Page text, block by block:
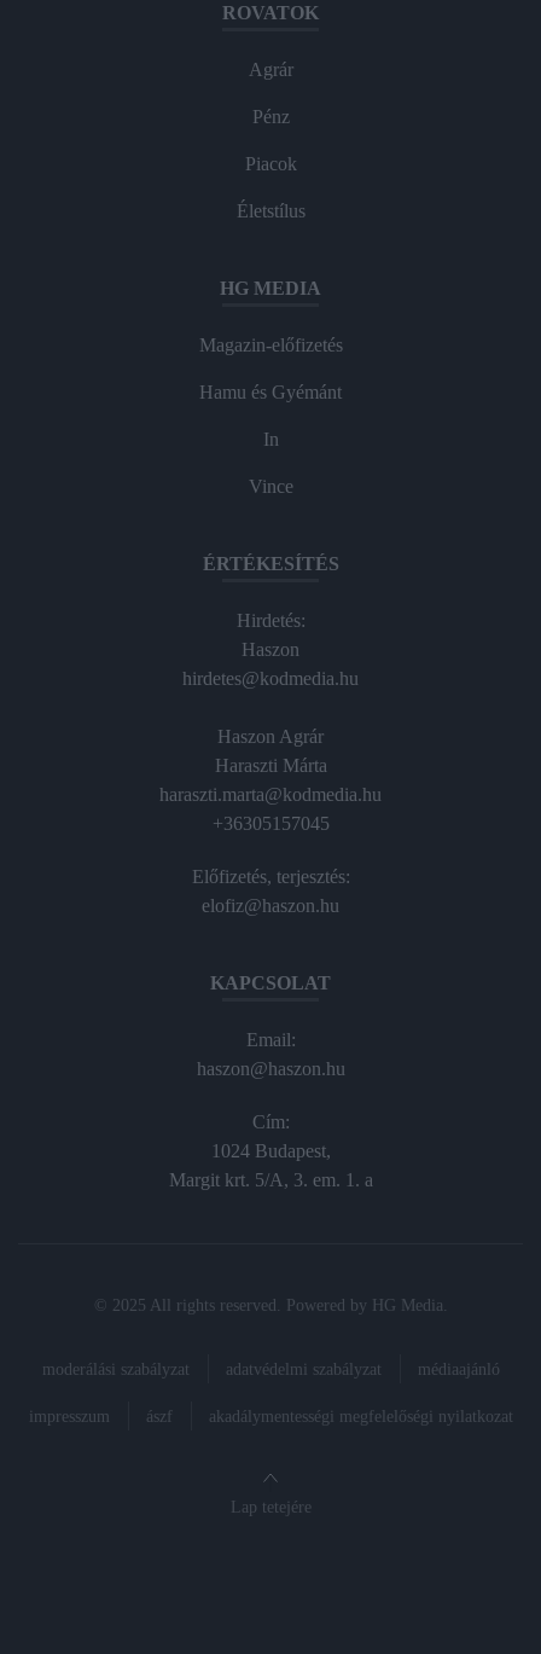
ROVATOK
Agrár
Pénz
Piacok
Életstílus
HG MEDIA
Magazin-előfizetés
Hamu és Gyémánt
In
Vince
ÉRTÉKESÍTÉS
Hirdetés:
Haszon
hirdetes@kodmedia.hu
Haszon Agrár
Haraszti Márta
haraszti.marta@kodmedia.hu
+36305157045
Előfizetés, terjesztés:
elofiz@haszon.hu
KAPCSOLAT
Email:
haszon@haszon.hu
Cím:
1024 Budapest,
Margit krt. 5/A, 3. em. 1. a
© 2025 All rights reserved. Powered by HG Media
moderálási szabályzat adatvédelmi szabályzat médiaajánló
impresszum ászf akadálymentességi megfelelőségi nyilatkozat
Lap tetejére